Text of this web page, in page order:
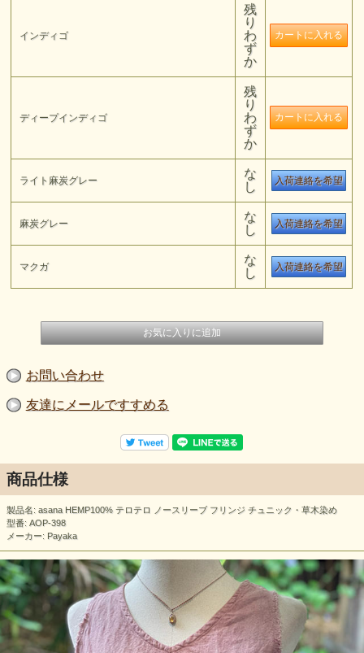
インディゴ
残
り
わ
ず
か
ディープインディゴ
残
り
わ
ず
か
ライト麻炭グレー
な
し
入荷連絡を希望
麻炭グレー
な
し
入荷連絡を希望
マクガ
な
し
入荷連絡を希望
お問い合わせ
友達にメールですすめる
商品仕様
製品名: asana HEMP100% テロテロ ノースリーブ フリンジ チュニック・草木染め
型番: AOP-398
メーカー: Payaka